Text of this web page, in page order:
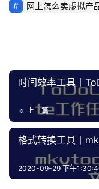
网上怎么卖虚拟产
时间效率工具丨
上一篇
格式转换工具丨
2020-09-29 下午